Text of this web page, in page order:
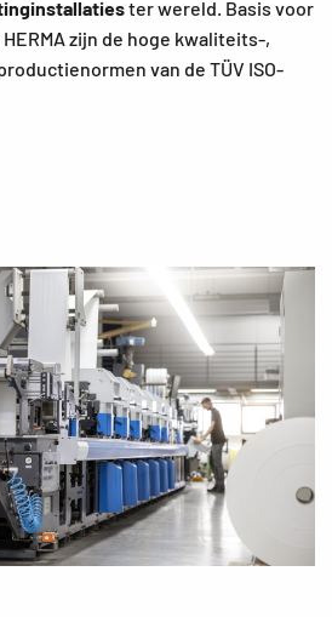
ter wereld. Basis voor
zijn de hoge kwaliteits-,
van de TÜV ISO-